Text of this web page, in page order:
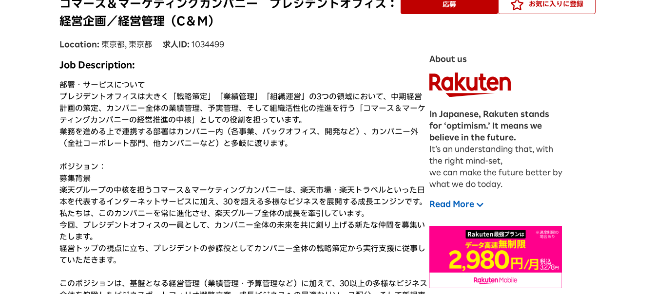
コマース＆マーケティングカンパニー プレジデントオフィス：
経営企画／経営管理（C＆M）
応募 お気に入りに登録
Location 東京都, 東京都 求人ID 1034499
Job Description:
部署・サービスについて
プレジデントオフィスは大きく「戦略策定」「業績管理」「組織運営」の3つの領域において、中期経営
計画の策定、カンパニー全体の業績管理、予実管理、そして組織活性化の推進を行う「コマース＆マーケ
ティングカンパニーの経営推進の中核」としての役割を担っています。
業務を進める上で連携する部署はカンパニー内（各事業、バックオフィス、開発など）、カンパニー外
（全社コーポレート部門、他カンパニーなど）と多岐に渡ります。
ポジション：
募集背景
楽天グループの中核を担うコマース＆マーケティングカンパニーは、楽天市場・楽天トラベルといった日
本を代表するインターネットサービスに加え、30を超える多様なビジネスを展開する成長エンジンです。
私たちは、このカンパニーを常に進化させ、楽天グループ全体の成長を牽引しています。
今回、プレジデントオフィスの一員として、カンパニー全体の未来を共に創り上げる新たな仲間を募集い
たします。
経営トップの視点に立ち、プレジデントの参謀役としてカンパニー全体の戦略策定から実行支援に従事し
ていただきます。
このポジションは、基盤となる経営管理（業績管理・予算管理など）に加えて、30以上の多様なビジネス
About us
In Japanese, Rakuten stands
for ‘optimism.’ It means we
believe in the future.
It’s an understanding that, with
the right mind-set,
we can make the future better by
what we do today.
Read More